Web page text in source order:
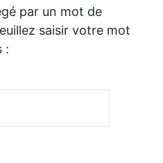
par un mot de
saisir votre mot
: